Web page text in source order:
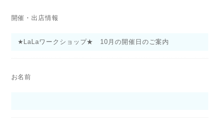
開催・出店情報
お名前